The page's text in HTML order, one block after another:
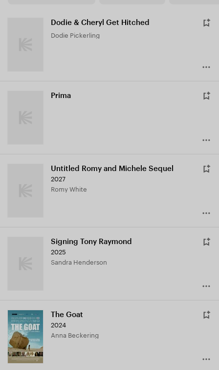
Dodie & Cheryl Get Hitched
Dodie Pickerling
Prima
Untitled Romy and Michele Sequel
2027
Romy White
Signing Tony Raymond
2025
Sandra Henderson
The Goat
2024
Anna Beckering